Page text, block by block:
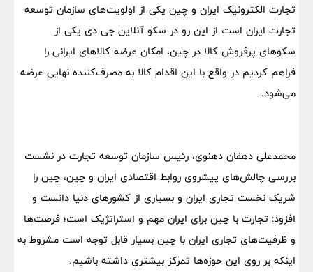
تجارت الکترونیک ایران و چین یکی از اولویت‌های سازمان توسعه
تجارت ایران است از این رو در سکو آنلاین جی دی یکی از
سکوهای پرفروش کالا در چین، امکان عرضه کالاهای ایرانی را
فراهم کردیم در واقع با این اقدام کالا به مصرف‌کننده نهایی عرضه
می‌شود.
محمدعلی دهقان دهنوی، رئیس سازمان توسعه تجارت در نشست
بررسی چالش‌های پیشروی روابط اقتصادی ایران و چین، چین را
شریک نخست تجاری ایران و بسیاری از کشورهای دنیا دانست و
افزود: تجارت با چین برای ایران مهم و استراتژیک است؛ فرصت‌ها
و ظرفیت‌های تجاری ایران با چین بسیار قابل توجه است مشروط به
اینکه بر روی این حوزه‌ها تمرکز بیشتری داشته باشیم.